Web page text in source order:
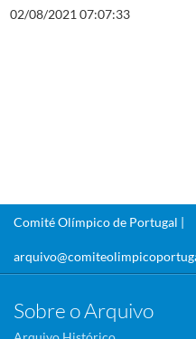
02/08/2021 07:07:33
Comité Olímpico de Portugal |
Sobre o Arquivo